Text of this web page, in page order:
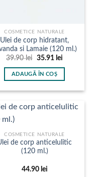
COSMETICE NATURALE
Ulei de corp hidratant,
si Lamaie (120 ml.)
39.90lei
Prețul
a
fost:
35.91 leiPrețul
ADAUGĂ ÎN COȘ
COSMETICE NATURALE
de corp anticelulitic
(120 ml.)
44.90 lei